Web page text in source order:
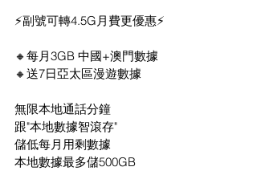
⚡️副號可轉4.5G月費更優惠⚡️
🔸每月3GB 中國+澳門數據
🔸送7日亞太區漫遊數據
無限本地通話分鐘
跟"本地數據智滾存"
儲低每月用剩數據
本地數據最多儲500GB